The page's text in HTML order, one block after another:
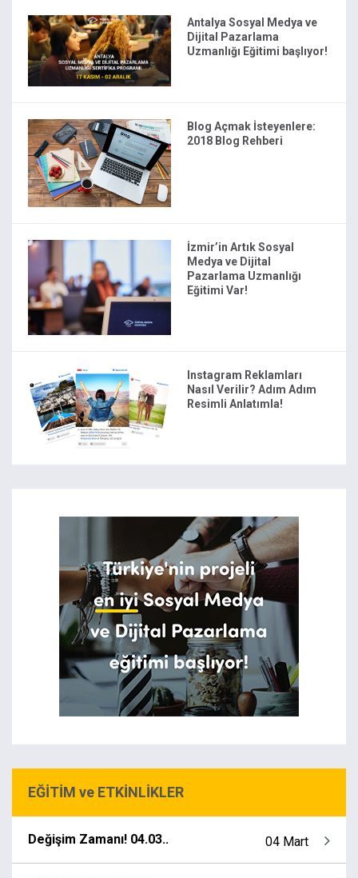
Antalya Sosyal Medya ve
Dijital Pazarlama
Uzmanlığı Eğitimi başlıyor!
Blog Açmak İsteyenlere:
2018 Blog Rehberi
İzmir’in Artık Sosyal
Medya ve Dijital
Pazarlama Uzmanlığı
Eğitimi Var!
Instagram Reklamları
Nasıl Verilir? Adım Adım
Resimli Anlatımla!
EĞİTİM ve ETKİNLİKLER
Değişim Zamanı! 04.03.. 04 Mart